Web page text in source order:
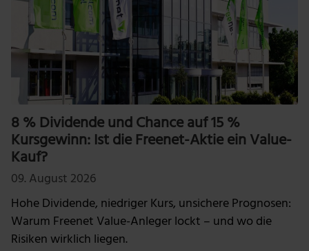
8 % Dividende und Chance auf 15 %
Kursgewinn: Ist die Freenet-Aktie ein Value-
Kauf?
09. August 2026
Hohe Dividende, niedriger Kurs, unsichere Prognosen:
Warum Freenet Value-Anleger lockt – und wo die
Risiken wirklich liegen.